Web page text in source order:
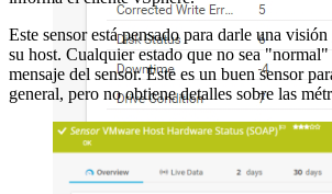
Este sensor está pensado para darle una
su host. Cualquier estado que no sea
mensaje del sensor. Este es un buen sensor
general, pero no obtiene detalles sobre las